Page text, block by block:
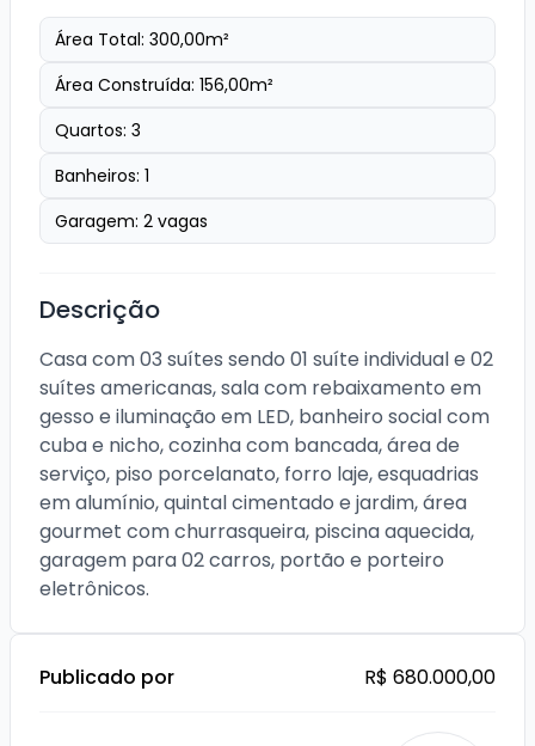
Área Total: 300,00m²
Área Construída: 156,00m²
Quartos: 3
Banheiros: 1
Garagem: 2 vagas
Descrição
Casa com 03 suítes sendo 01 suíte individual e 02
suítes americanas, sala com rebaixamento em
gesso e iluminação em LED, banheiro social com
cuba e nicho, cozinha com bancada, área de
serviço, piso porcelanato, forro laje, esquadrias
em alumínio, quintal cimentado e jardim, área
gourmet com churrasqueira, piscina aquecida,
garagem para 02 carros, portão e porteiro
eletrônicos.
Publicado por R$ 680.000,00